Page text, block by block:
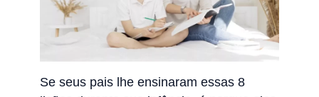
Se seus pais lhe ensinaram essas 8